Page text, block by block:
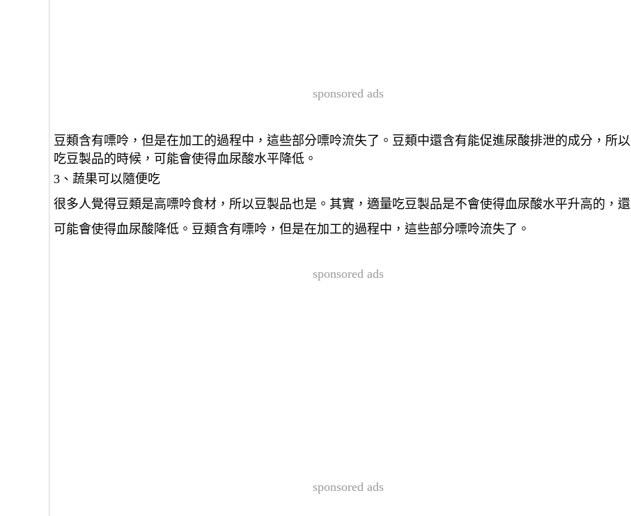
sponsored ads
豆類含有嘌呤，但是在加工的過程中，這些部分嘌呤流失了。豆類中還含有能促進尿酸排泄的成分，所以
吃豆製品的時候，可能會使得血尿酸水平降低。
3、蔬果可以隨便吃
很多人覺得豆類是高嘌呤食材，所以豆製品也是。其實，適量吃豆製品是不會使得血尿酸水平升高的，還
可能會使得血尿酸降低。豆類含有嘌呤，但是在加工的過程中，這些部分嘌呤流失了。
sponsored ads
sponsored ads